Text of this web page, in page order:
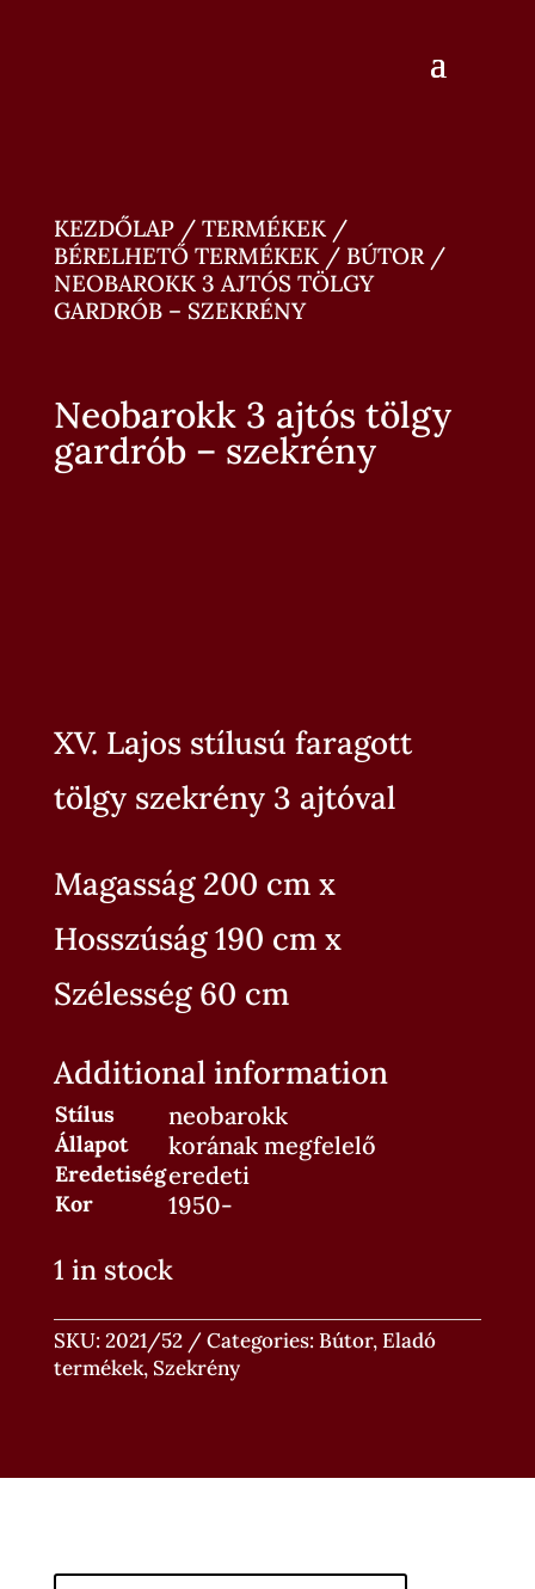
KEZDŐLAP/ TERMÉKEK/
BÉRELHETŐ TERMÉKEK/ BÚTOR/
NEOBAROKK 3 AJTÓS TÖLGY
GARDRÓB – SZEKRÉNY
Neobarokk 3 ajtós tölgy
gardrób – szekrény
XV. Lajos stílusú faragott
tölgy szekrény 3 ajtóval
Magasság 200 cm x
Hosszúság 190 cm x
Szélesség 60 cm
Additional information
Stílus neobarokk
Állapot korának megfelelő
Eredetiségeredeti
Kor 1950-
1 in stock
SKU:2021/52 Categories: Bútor, Eladó
termékek, Szekrény